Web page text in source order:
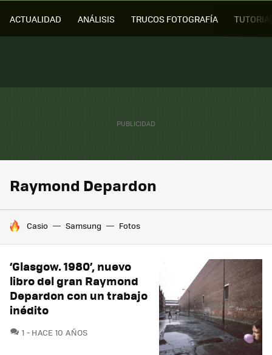
ACTUALIDAD ANÁLISIS TRUCOS FOTOGRAFÍA
Raymond Depardon
HOY SE HABLA DE
Casio Samsung Fotos
‘Glasgow. 1980’, nuevo
libro del gran Raymond
Depardon con un trabajo
inédito
1 COMENTARIOS
HACE 10 AÑOS